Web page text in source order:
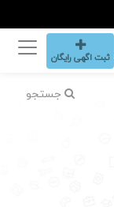
ثبت اگهی رایگان
جستجو